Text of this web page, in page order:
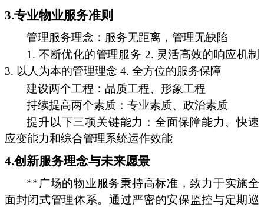
3.专业物业服务准则
管理服务理念：服务无距离，管理无缺陷
1. 不断优化的管理服务 2. 灵活高效的响应机制
3. 以人为本的管理理念 4. 全方位的服务保障
建设两个工程：品质工程、形象工程
持续提高两个素质：专业素质、政治素质
提升以下三项关键能力：全面保障能力、快速
应变能力和综合管理系统运作效能
4.创新服务理念与未来愿景
**广场的物业服务秉持高标准，致力于实施全
面封闭式管理体系。通过严密的安保监控与定期巡